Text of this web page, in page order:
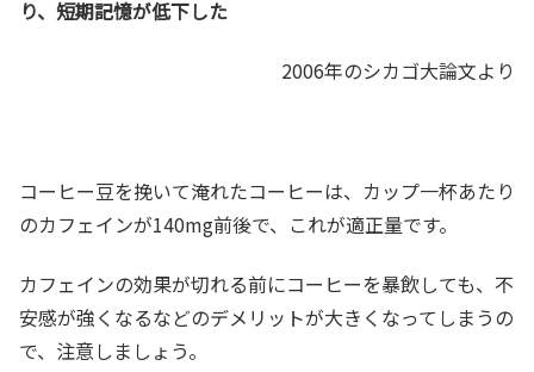
り、短期記憶が低下した
2006年のシカゴ大論文より
コーヒー豆を挽いて淹れたコーヒーは、カップ一杯あたり
のカフェインが140mg前後で、これが適正量です。
カフェインの効果が切れる前にコーヒーを暴飲しても、不
安感が強くなるなどのデメリットが大きくなってしまうの
で、注意しましょう。